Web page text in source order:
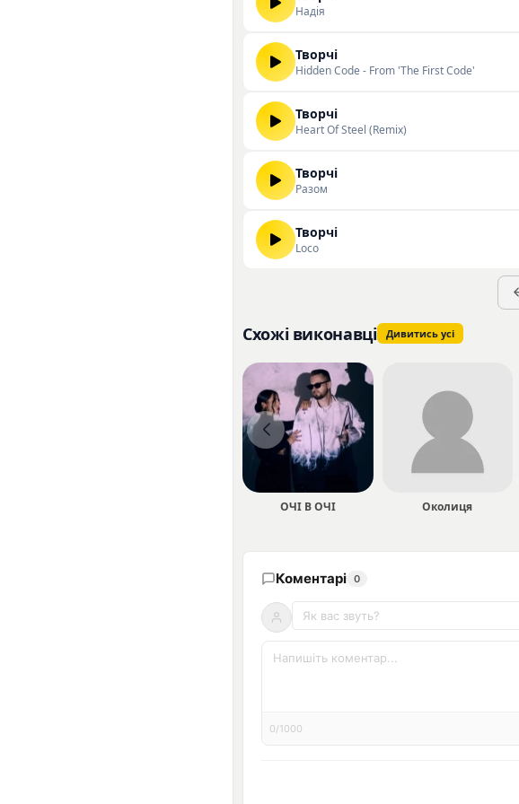
Надія
Творчі
Hidden Code - From 'The First Code'
Творчі
Heart Of Steel (Remix)
Творчі
Разом
Творчі
Loco
Схожі виконавці Дивитись усі
ОЧІ В ОЧІ Околиця
Коментарі 0
0/1000